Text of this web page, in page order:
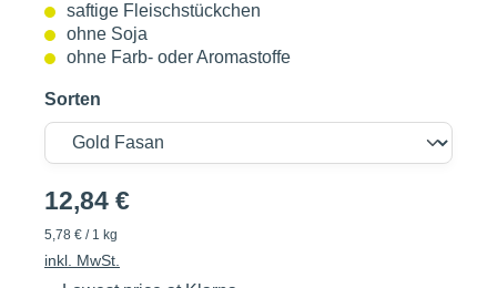
saftige Fleischstückchen
ohne Soja
ohne Farb- oder Aromastoffe
Sorten
12,84 €
5,78 € / 1 kg
inkl. MwSt.